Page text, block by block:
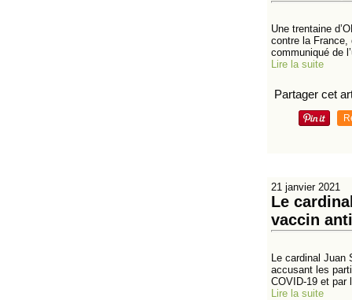
Une trentaine
contre la France,
communiqué de
Lire la suite
Partager cet
21 janvier 2021
Le
vaccin
Le cardinal Juan
accusant les
COVID-19 et par
Lire la suite